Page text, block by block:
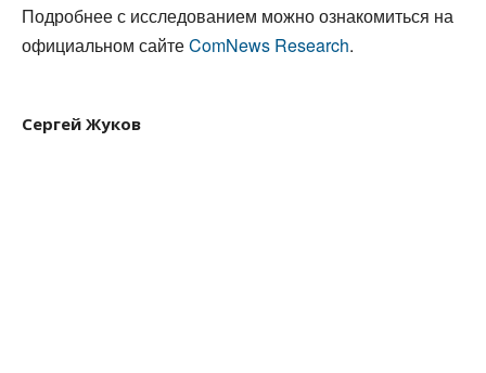
Подробнее с исследованием можно ознакомиться на
официальном сайтеComNews Research.
Сергей Жуков